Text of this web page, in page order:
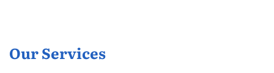
Our Services